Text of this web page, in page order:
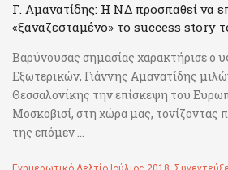
Γ. Αμανατίδης: Η ΝΔ προσπαθεί να
«ξαναζεσταμένο» το success story
Βαρύνουσας σημασίας χαρακτήρισε ο
Εξωτερικών, Γιάννης Αμανατίδης
Θεσσαλονίκης την επίσκεψη του
Μοσκοβισί, στη χώρα μας, τονίζοντας
της επόμεν ...